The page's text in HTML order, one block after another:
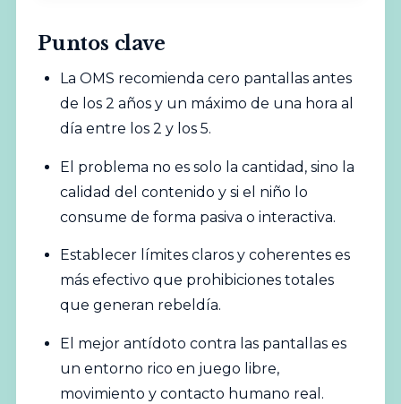
Puntos clave
La OMS recomienda cero pantallas antes
de los 2 años y un máximo de una hora al
día entre los 2 y los 5.
El problema no es solo la cantidad, sino la
calidad del contenido y si el niño lo
consume de forma pasiva o interactiva.
Establecer límites claros y coherentes es
más efectivo que prohibiciones totales
que generan rebeldía.
El mejor antídoto contra las pantallas es
un entorno rico en juego libre,
movimiento y contacto humano real.